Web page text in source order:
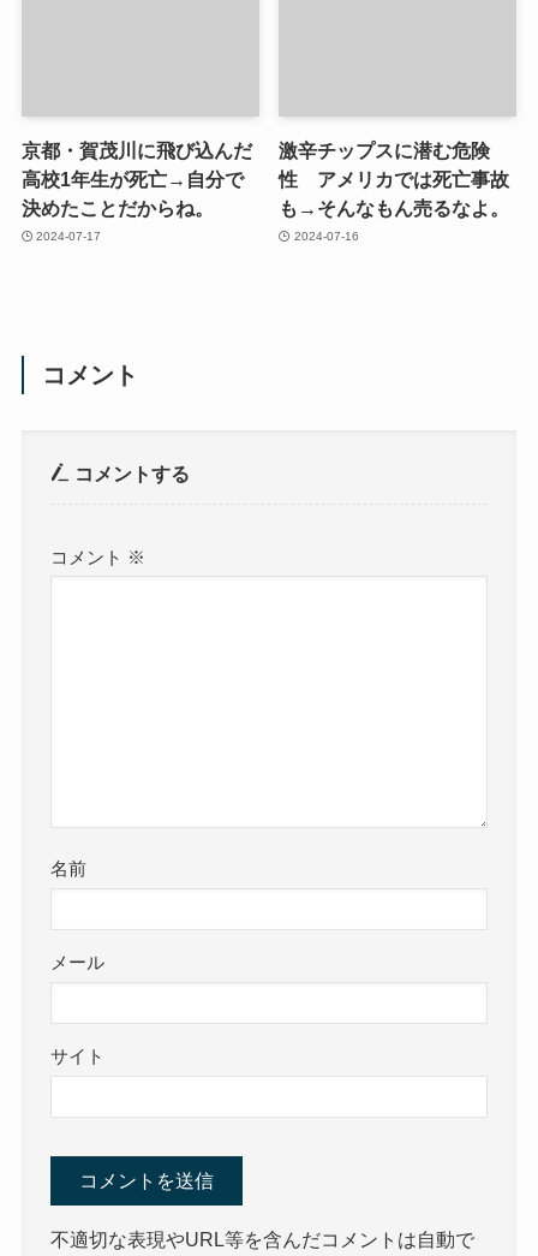
京都・賀茂川に飛び込んだ
高校1年生が死亡→自分で
決めたことだからね。
2024-07-17
激辛チップスに潜む危険
性 アメリカでは死亡事故
も→そんなもん売るなよ。
2024-07-16
コメント
コメントする
コメント ※
名前
メール
サイト
不適切な表現やURL等を含んだコメントは自動で